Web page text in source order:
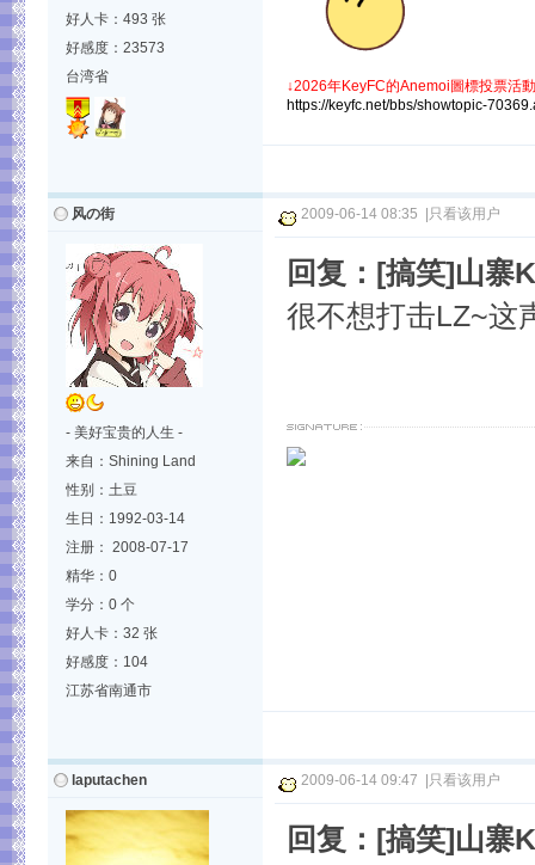
好人卡：493 张
好感度：23573
台湾省
↓2026年KeyFC的Anemoi圖標投票活
https://keyfc.net/bbs/showtopic-
风の街
- 美好宝贵的人生 -
来自：Shining Land
性别：土豆
生日：1992-03-14
注册： 2008-07-17
精华：0
学分：0 个
好人卡：32 张
好感度：104
江苏省南通市
2009-06-14 08:35 只看该用户
回复：[搞笑]山寨
很不想打击LZ~这
laputachen 2009-06-14 09:47 只看该用户
回复：[搞笑]山寨